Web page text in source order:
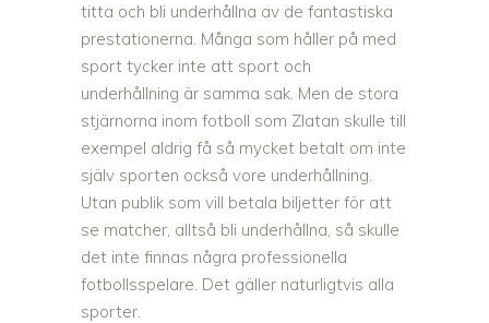
titta och bli underhållna av de fantastiska
prestationerna. Många som håller på med
sport tycker inte att sport och
underhållning är samma sak. Men de stora
stjärnorna inom fotboll som Zlatan skulle till
exempel aldrig få så mycket betalt om inte
själv sporten också vore underhållning.
Utan publik som vill betala biljetter för att
se matcher, alltså bli underhållna, så skulle
det inte finnas några professionella
fotbollsspelare. Det gäller naturligtvis alla
sporter.